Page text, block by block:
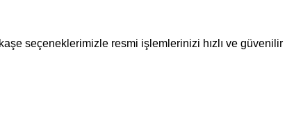
seçeneklerimizle resmi işlemlerinizi hızlı ve güvenilir